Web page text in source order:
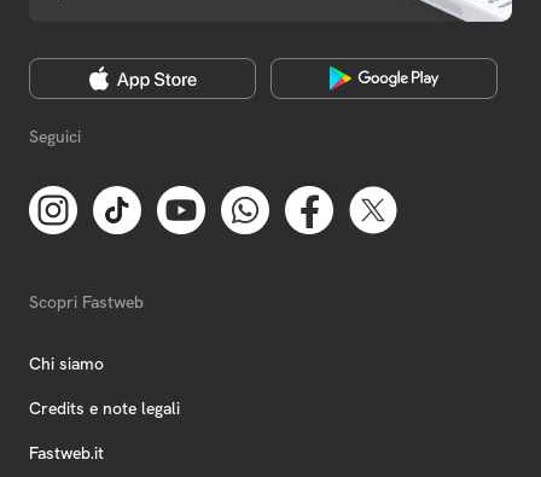
Seguici
Scopri Fastweb
Chi siamo
Credits e note legali
Fastweb.it